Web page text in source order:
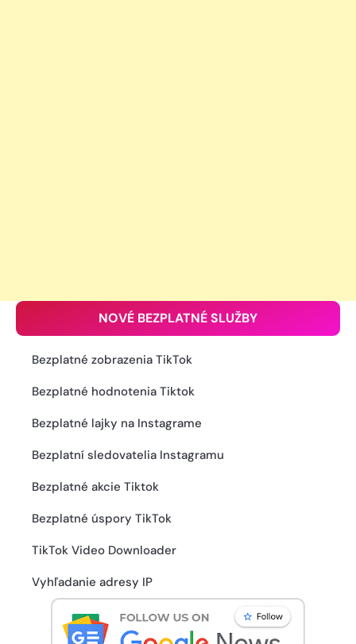
NOVÉ BEZPLATNÉ SLUŽBY
Bezplatné zobrazenia TikTok
Bezplatné hodnotenia Tiktok
Bezplatné lajky na Instagrame
Bezplatní sledovatelia Instagramu
Bezplatné akcie Tiktok
Bezplatné úspory TikTok
TikTok Video Downloader
Vyhľadanie adresy IP